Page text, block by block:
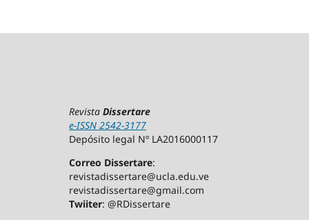
Revista Dissertare
e-ISSN 2542-3177
Depósito legal Nº LA2016000117
Correo Dissertare:
revistadissertare@ucla.edu.ve
revistadissertare@gmail.com
Twiiter: @RDissertare